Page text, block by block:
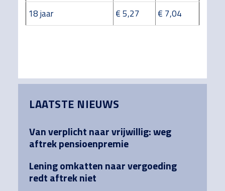
18 jaar
€ 5,27 € 7,04
Sidebar
LAATSTE NIEUWS
Van verplicht naar vrijwillig: weg
aftrek pensioenpremie
Lening omkatten naar vergoeding
redt aftrek niet